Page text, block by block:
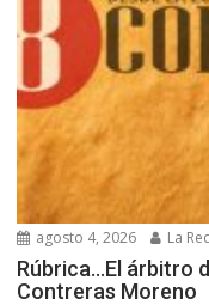
agosto 4, 2026 La
Rúbrica…El árbitro
Contreras Moreno